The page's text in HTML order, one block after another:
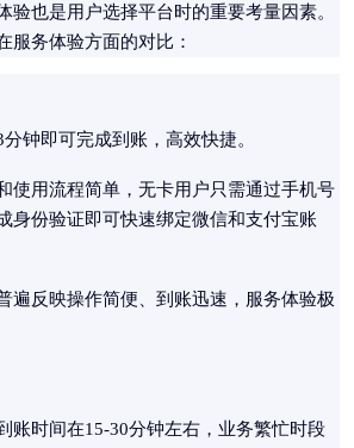
验也是用户选择平台时的重要考量因素。
服务体验方面的对比：
分钟即可完成到账，高效快捷。
使用流程简单，无卡用户只需通过手机号
身份验证即可快速绑定微信和支付宝账
遍反映操作简便、到账迅速，服务体验极
账时间在15-30分钟左右，业务繁忙时段